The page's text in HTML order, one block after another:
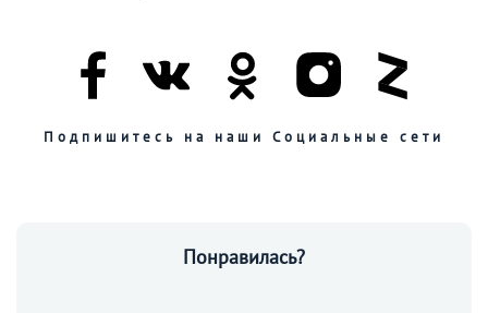
Подпишитесь на наши Социальные сети
Понравилась?